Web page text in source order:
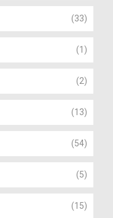
(33)
(1)
(2)
(13)
(54)
(5)
(15)